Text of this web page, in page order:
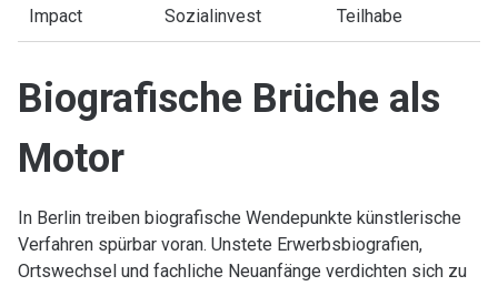
Impact Sozialinvest Teilhabe
Biografische Brüche als
Motor
In Berlin treiben biografische Wendepunkte künstlerische
Verfahren spürbar voran. Unstete Erwerbsbiografien,
Ortswechsel und fachliche Neuanfänge verdichten sich zu